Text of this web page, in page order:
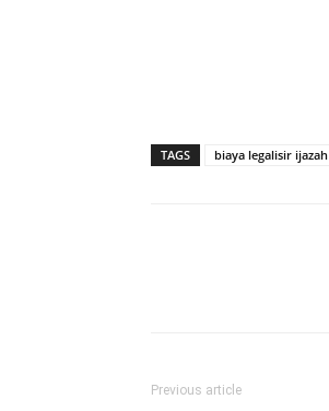
TAGS biaya legalisir ijazah
Previous article